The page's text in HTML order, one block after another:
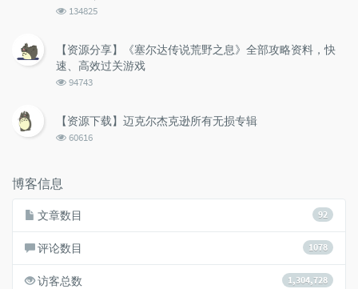
浏
数:
134825
【资源分享】《塞尔达传说荒野之息》全部攻略资料，快
速、高效过关游戏
浏
数:
94743
【资源下载】迈克尔杰克逊所有无损专辑
浏
60616
博客信息
92
文章数目
1078
评论数目
1,304,728
访客总数